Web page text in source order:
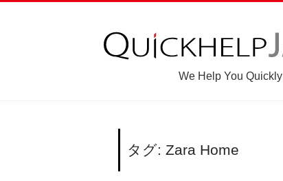
We Help You
タグ: Zara Home